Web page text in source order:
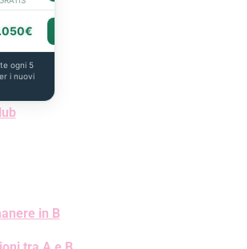
ogni 5
i nuovi
in B